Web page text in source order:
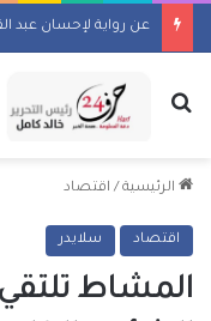
بحث عن
الرئيسية / اقتصاد
اقتصاد سلايدر
المشاط